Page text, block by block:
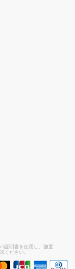
証明書を使用し、強度
ください。